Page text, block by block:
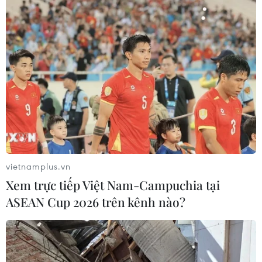
vietnamplus.vn
Xem trực tiếp Việt Nam-Campuchia tại
ASEAN Cup 2026 trên kênh nào?